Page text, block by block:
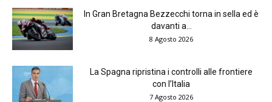
In Gran Bretagna Bezzecchi torna in sella ed è
davanti a...
8 Agosto 2026
La Spagna ripristina i controlli alle frontiere
con l’Italia
7 Agosto 2026